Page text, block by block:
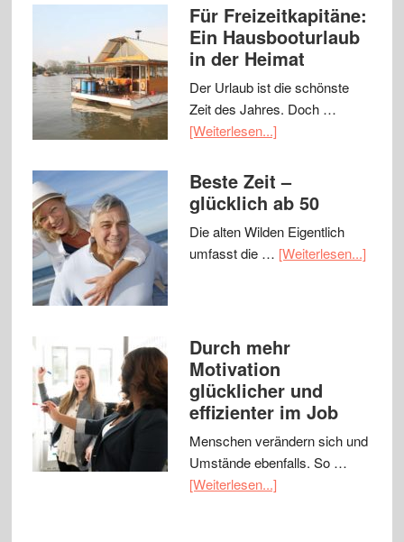
Für Freizeitkapitäne:
Ein Hausbooturlaub
in der Heimat
Der Urlaub ist die schönste
Zeit des Jahres. Doch …
[Weiterlesen...]
Beste Zeit –
glücklich ab 50
Die alten Wilden Eigentlich
umfasst die … [Weiterlesen...]
Durch mehr
Motivation
glücklicher und
effizienter im Job
Menschen verändern sich und
Umstände ebenfalls. So …
[Weiterlesen...]